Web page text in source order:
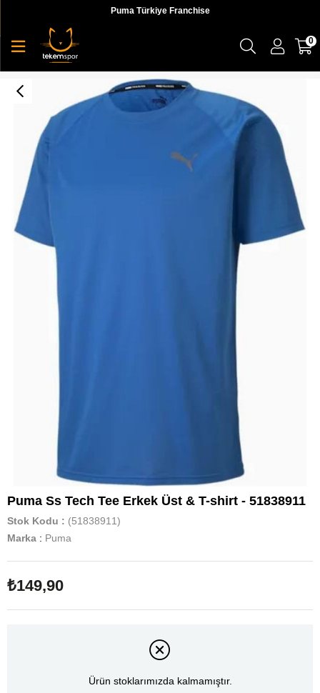
Puma Türkiye Franchise
0
Puma Ss Tech Tee Erkek Üst & T-shirt - 51838911
Stok Kodu
(51838911)
Marka : Puma
₺149,90
Ürün stoklarımızda kalmamıştır.